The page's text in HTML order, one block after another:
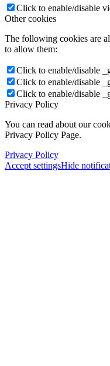
Click to enable/disable
Other cookies
The following cookies are
to allow them:
Click to enable/disable
Click to enable/disable
Click to enable/disable
Privacy Policy
You can read about our
Privacy Policy Page.
Privacy Policy
Accept settingsHide